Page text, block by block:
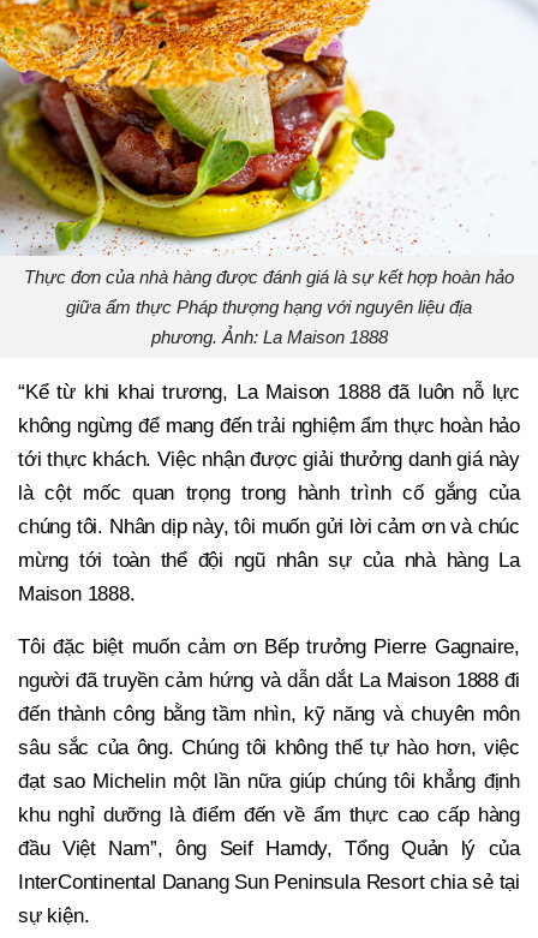
Thực đơn của nhà hàng được đánh giá là sự kết hợp hoàn hảo
giữa ẩm thực Pháp thượng hạng với nguyên liệu địa
phương. Ảnh: La Maison 1888
“Kể từ khi khai trương, La Maison 1888 đã luôn nỗ lực
không ngừng để mang đến trải nghiệm ẩm thực hoàn hảo
tới thực khách. Việc nhận được giải thưởng danh giá này
là cột mốc quan trọng trong hành trình cố gắng của
chúng tôi. Nhân dịp này, tôi muốn gửi lời cảm ơn và chúc
mừng tới toàn thể đội ngũ nhân sự của nhà hàng La
Maison 1888.
Tôi đặc biệt muốn cảm ơn Bếp trưởng Pierre Gagnaire,
người đã truyền cảm hứng và dẫn dắt La Maison 1888 đi
đến thành công bằng tầm nhìn, kỹ năng và chuyên môn
sâu sắc của ông. Chúng tôi không thể tự hào hơn, việc
đạt sao Michelin một lần nữa giúp chúng tôi khẳng định
khu nghỉ dưỡng là điểm đến về ẩm thực cao cấp hàng
đầu Việt Nam”, ông Seif Hamdy, Tổng Quản lý của
InterContinental Danang Sun Peninsula Resort chia sẻ tại
sự kiện.